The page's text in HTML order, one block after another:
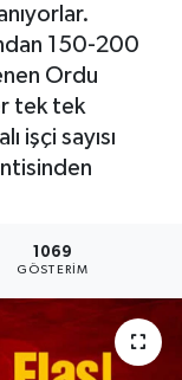
150-200
Ordu
tek tek
işçi sayısı
1069
GÖSTERIM